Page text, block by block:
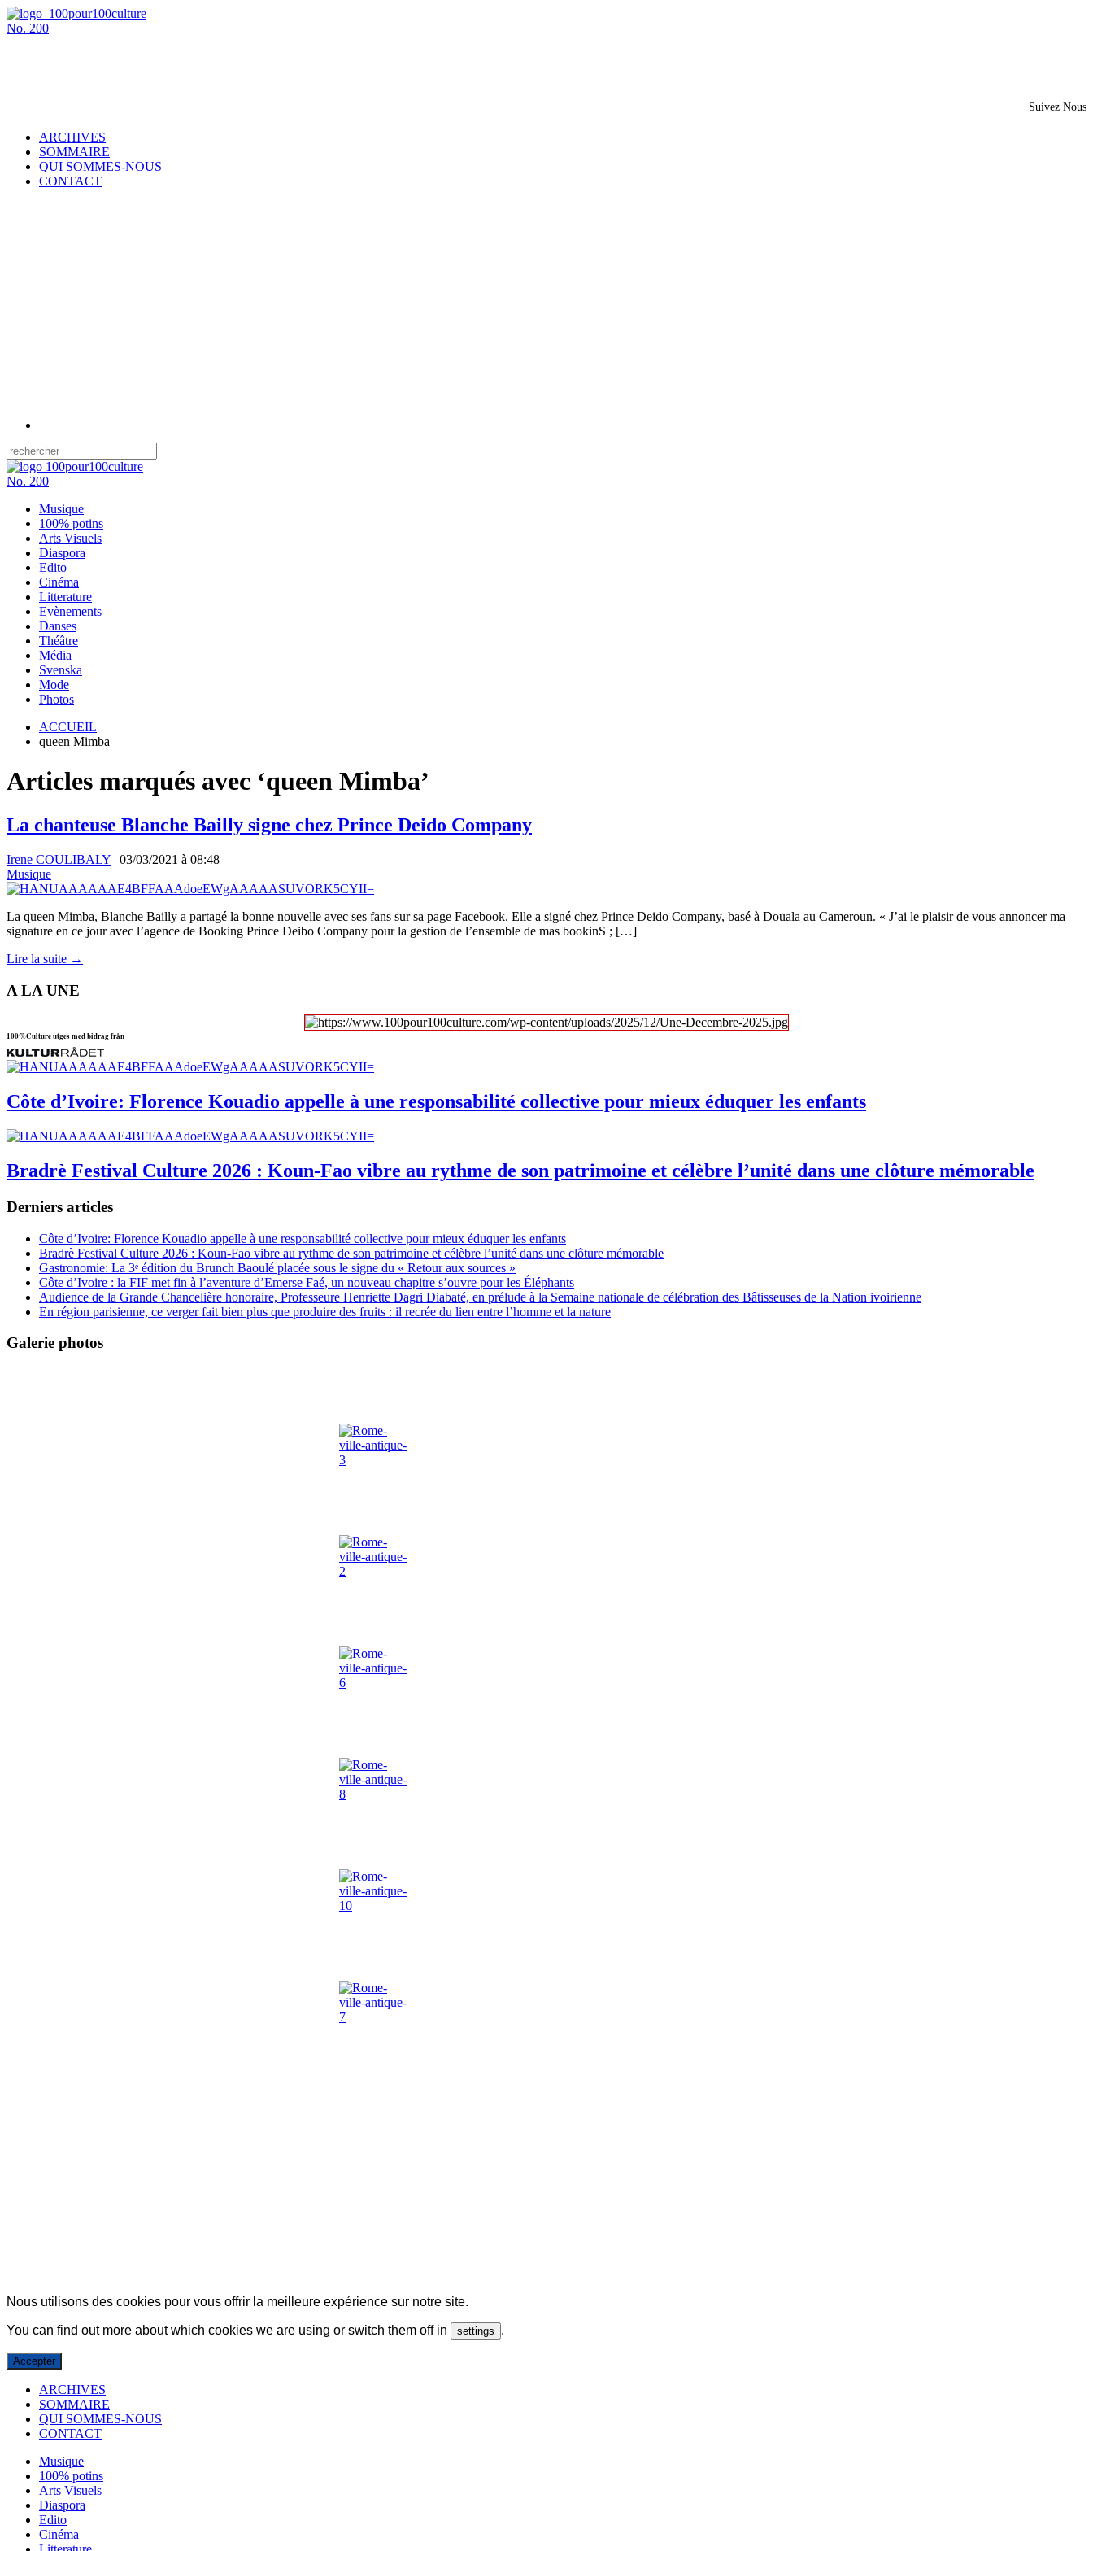
No. 200
Suivez Nous
ARCHIVES
SOMMAIRE
QUI SOMMES-NOUS
CONTACT
No. 200
Musique
100% potins
Arts Visuels
Diaspora
Edito
Cinéma
Litterature
Evènements
Danses
Théâtre
Média
Svenska
Mode
Photos
ACCUEIL
queen Mimba
Articles marqués avec ‘queen Mimba’
La chanteuse Blanche Bailly signe chez Prince Deido Company
Irene COULIBALY | 03/03/2021 à 08:48
Musique
La queen Mimba, Blanche Bailly a partagé la bonne nouvelle avec ses fans sur sa page Facebook. Elle a signé chez Prince Deido Company, basé à Douala au Cameroun. « J’ai le plaisir de vous annoncer ma
signature en ce jour avec l’agence de Booking Prince Deibo Company pour la gestion de l’ensemble de mas bookinS ; […]
Lire la suite →
A LA UNE
100%Culture utges med bidrag från
Côte d’Ivoire: Florence Kouadio appelle à une responsabilité collective pour mieux éduquer les enfants
Bradrè Festival Culture 2026 : Koun-Fao vibre au rythme de son patrimoine et célèbre l’unité dans une clôture mémorable
Derniers articles
Côte d’Ivoire: Florence Kouadio appelle à une responsabilité collective pour mieux éduquer les enfants
Bradrè Festival Culture 2026 : Koun-Fao vibre au rythme de son patrimoine et célèbre l’unité dans une clôture mémorable
Gastronomie: La 3ᵉ édition du Brunch Baoulé placée sous le signe du « Retour aux sources »
Côte d’Ivoire : la FIF met fin à l’aventure d’Emerse Faé, un nouveau chapitre s’ouvre pour les Éléphants
Audience de la Grande Chancelière honoraire, Professeure Henriette Dagri Diabaté, en prélude à la Semaine nationale de célébration des Bâtisseuses de la Nation ivoirienne
En région parisienne, ce verger fait bien plus que produire des fruits : il recrée du lien entre l’homme et la nature
Galerie photos
Nous utilisons des cookies pour vous offrir la meilleure expérience sur notre site.
You can find out more about which cookies we are using or switch them off in settings .
Accepter
ARCHIVES
SOMMAIRE
QUI SOMMES-NOUS
CONTACT
Musique
100% potins
Arts Visuels
Diaspora
Edito
Cinéma